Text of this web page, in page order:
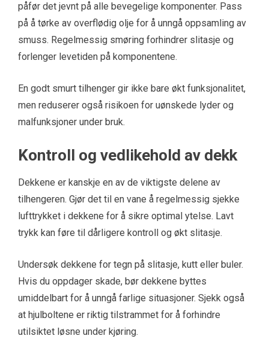
påfør det jevnt på alle bevegelige komponenter. Pass
på å tørke av overflødig olje for å unngå oppsamling av
smuss. Regelmessig smøring forhindrer slitasje og
forlenger levetiden på komponentene.
En godt smurt tilhenger gir ikke bare økt funksjonalitet,
men reduserer også risikoen for uønskede lyder og
malfunksjoner under bruk.
Kontroll og vedlikehold av dekk
Dekkene er kanskje en av de viktigste delene av
tilhengeren. Gjør det til en vane å regelmessig sjekke
lufttrykket i dekkene for å sikre optimal ytelse. Lavt
trykk kan føre til dårligere kontroll og økt slitasje.
Undersøk dekkene for tegn på slitasje, kutt eller buler.
Hvis du oppdager skade, bør dekkene byttes
umiddelbart for å unngå farlige situasjoner. Sjekk også
at hjulboltene er riktig tilstrammet for å forhindre
utilsiktet løsne under kjøring.